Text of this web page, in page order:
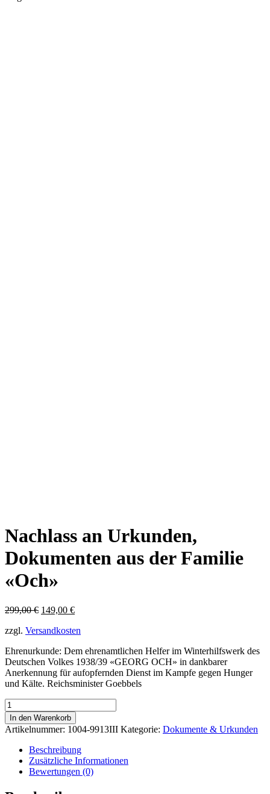
Nachlass an Urkunden,
Dokumenten aus der Familie
«Och»
299,00€ Ursprünglicher
war:
149,00 €Aktueller
ist:
zzgl. Versandkosten
Ehrenurkunde: Dem ehrenamtlichen Helfer im Winterhilfswerk des
Deutschen Volkes 1938/39 «GEORG OCH» in dankbarer
Anerkennung für aufopfernden Dienst im Kampfe gegen Hunger
und Kälte. Reichsminister Goebbels
Nachlass
an
Urkunden,
Dokumenten
Familie
«Och»
Menge
In den Warenkorb
Artikelnummer: 1004-9913III Kategorie: Dokumente & Urkunden
Beschreibung
Zusätzliche Informationen
Bewertungen (0)